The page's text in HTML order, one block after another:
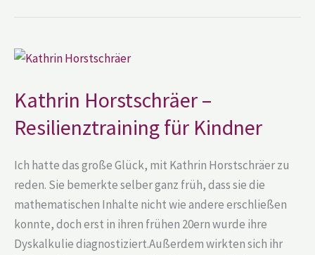
Kathrin Horstschräer –
Resilienztraining für Kindner
Ich hatte das große Glück, mit Kathrin Horstschräer zu
reden. Sie bemerkte selber ganz früh, dass sie die
mathematischen Inhalte nicht wie andere erschließen
konnte, doch erst in ihren frühen 20ern wurde ihre
Dyskalkulie diagnostiziert.Außerdem wirkten sich ihr
Kathrin
Horstschräer
Resilienztraining
für
Kindner